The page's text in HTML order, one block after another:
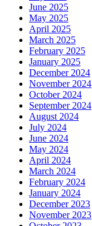
June 2025
May 2025
April 2025
March 2025
February 2025
January 2025
December 2024
November 2024
October 2024
September 2024
August 2024
July 2024
June 2024
May 2024
April 2024
March 2024
February 2024
January 2024
December 2023
November 2023